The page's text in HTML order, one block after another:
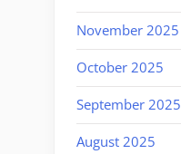
November 2025
October 2025
September 2025
August 2025